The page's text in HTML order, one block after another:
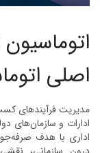
اصلی
مدیریت فرآیندهای
ادارات و سازمان‌های
اداری با هدف